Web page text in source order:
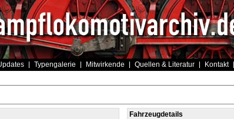
Typengalerie Mitwirkende Quellen & Literatur Kontakt
Fahrzeugdetails